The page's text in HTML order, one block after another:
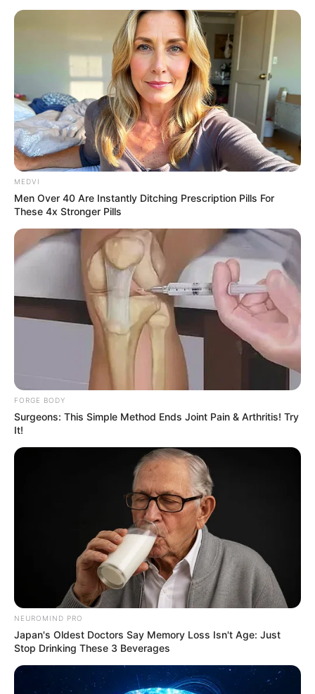
BRAINBERRIES
Sensual Dance Scenes We Saw In Movies
BRAINBERRIES
Hollywood's Inaccurate Portrayal of Reality - Take
BRAINBERRIES
The Monster Snake That Makes Anacondas Look
Tiny!
BRAINBERRIES
MEDVI
Men Over 40 Are Instantly Ditching Prescription Pills For
These 4x Stronger Pills
FORGE BODY
Surgeons: This Simple Method Ends Joint Pain & Arthritis! Try
It!
NEUROMIND PRO
Japan's Oldest Doctors Say Memory Loss Isn't Age: Just
Stop Drinking These 3 Beverages